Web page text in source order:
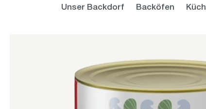
Unser Backdorf Backöfen